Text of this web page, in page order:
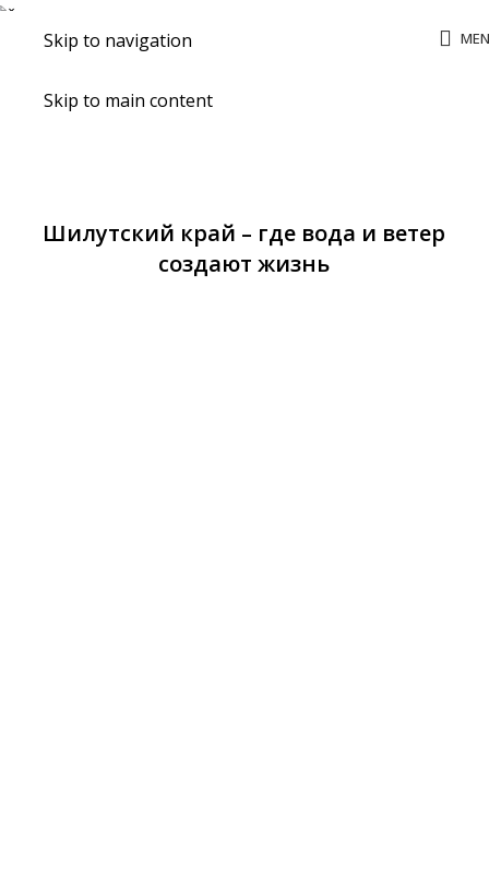
Skip to navigation
Skip to main content
Шилутский край – где вода и ветер
создают жизнь